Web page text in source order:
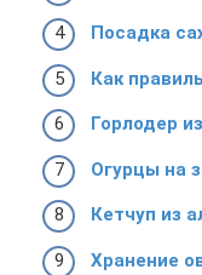
Посадка
Как
Горлодер
Огурцы на
Кетчуп из
Хранение